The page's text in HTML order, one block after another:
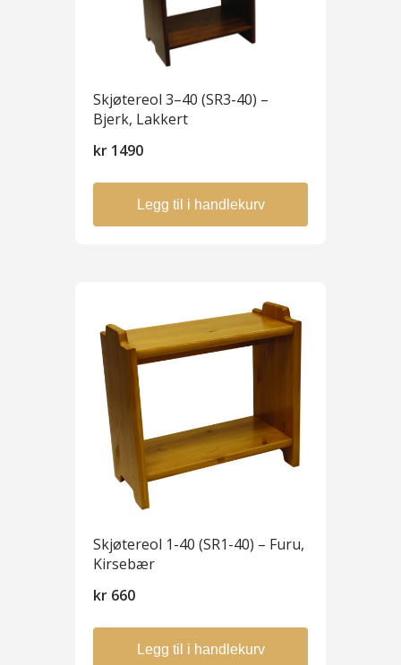
Skjøtereol 3–40 (SR3-40) –
Bjerk, Lakkert
kr 1490
Legg til i handlekurv
Skjøtereol 1-40 (SR1-40) – Furu,
Kirsebær
kr 660
Legg til i handlekurv